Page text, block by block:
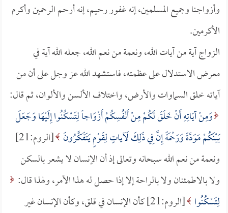
وأزواجنا وجميع المسلمين، إنه غفور رحيم، إنه أرحم الرحمين وأكرم
الأكرمين.
الزواج آية من آيات الله، ونعمة من نعم الله، جعله الله آية في
معرض الاستدلال على عظمته، فاستشهد الله عز وجل على أن من
آياته خلق السماوات والأرض، واختلاف الألسن والألوان، ثم قال:
وَمِنْ آيَاتِهِ أَنْ خَلَقَ لَكُمْ مِنْ أَنْفُسِكُمْ أَزْوَاجاً لِتَسْكُنُوا إِلَيْهَا وَجَعَلَ
بَيْنَكُمْ مَوَدَّةً وَرَحْمَةً إِنَّ فِي ذَلِكَ لَآياتٍ لِقَوْمٍ يَتَفَكَّرُونَ
[الروم:21]
ونعمة من نعم الله سبحانه وتعالى إذ أن الإنسان لا يشعر بالسكن
ولا بالاطمئنان ولا بالراحة إلا إذا حصل له هذا الأمر، ولهذا قال:
لِتَسْكُنُوا
[الروم:21] كأن الإنسان في قلق، وكأن الإنسان غير